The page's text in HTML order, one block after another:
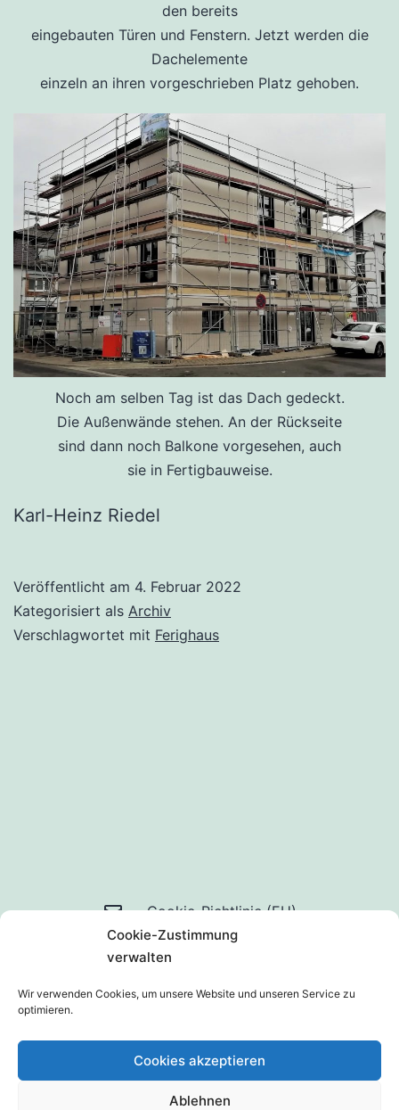
Cookie-Zustimmung
verwalten
Wir verwenden Cookies, um unsere Website und unseren Service zu
optimieren.
Cookies akzeptieren
Ablehnen
den bereits
eingebauten Türen und Fenstern. Jetzt werden die
Dachelemente
einzeln an ihren vorgeschrieben Platz gehoben.
Noch am selben Tag ist das Dach gedeckt.
Die Außenwände stehen. An der Rückseite
sind dann noch Balkone vorgesehen, auch
sie in Fertigbauweise.
Karl-Heinz Riedel
Veröffentlicht am 4. Februar 2022
Kategorisiert als Archiv
Verschlagwortet mit Ferighaus
Mail
an
uns
Cookie-Richtlinie (EU)
Datenschutzerklärung
Stolz präsentiert vonWordPress